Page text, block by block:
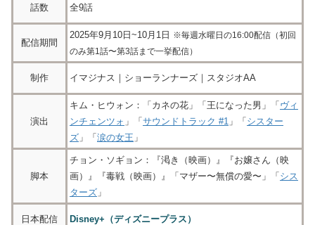
話数 全9話
配信期間
2025年9月10日~10月1日 ※毎週水曜日の16:00配信（初回
のみ第1話〜第3話まで一挙配信）
制作 イマジナス｜ショーランナーズ｜スタジオAA
演出
キム・ヒウォン：「カネの花」「王になった男」「 ヴィ
ンチェンツォ 」「 サウンドトラック #1 」「 シスター
ズ 」「 涙の女王 」
脚本
チョン・ソギョン：『渇き（映画）』『お嬢さん（映
画）』『毒戦（映画）』「マザー〜無償の愛〜」「 シス
ターズ 」
日本配信 Disney+（ディズニープラス）